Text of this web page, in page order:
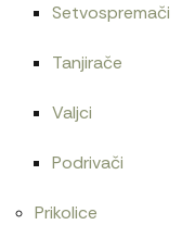
Setvospremači
Tanjirače
Valjci
Podrivači
Prikolice